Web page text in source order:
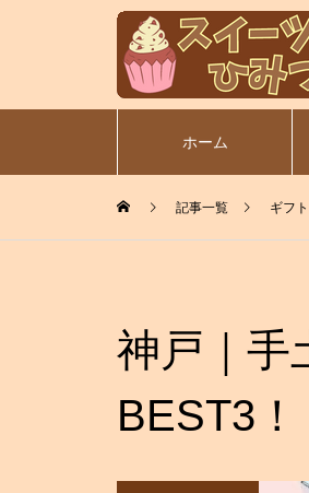
ホーム
記事一覧 ギフ
神戸｜手
BEST3！